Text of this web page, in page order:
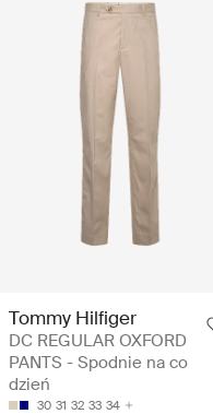
Tommy Hilfiger
DC REGULAR OXFORD
PANTS - Spodnie na co
dzień
30 31 32 33 34